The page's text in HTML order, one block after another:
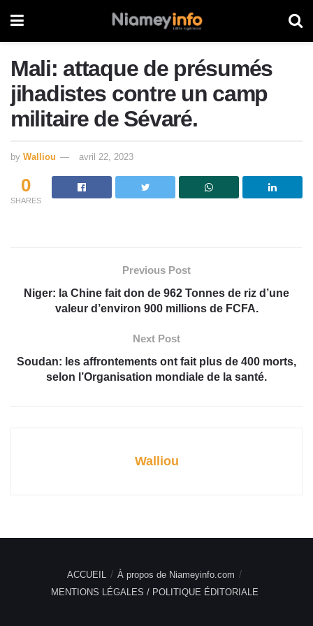
Mali: attaque de présumés
jihadistes contre un camp
militaire de Sévaré.
by Walliou avril 22, 2023
0
SHARES
Previous Post
Niger: la Chine fait don de 962 Tonnes de riz d’une
valeur d’environ 900 millions de FCFA.
Next Post
Soudan: les affrontements ont fait plus de 400 morts,
selon l’Organisation mondiale de la santé.
Walliou
ACCUEIL
À propos de Niameyinfo.com
MENTIONS LÉGALES / POLITIQUE ÉDITORIALE